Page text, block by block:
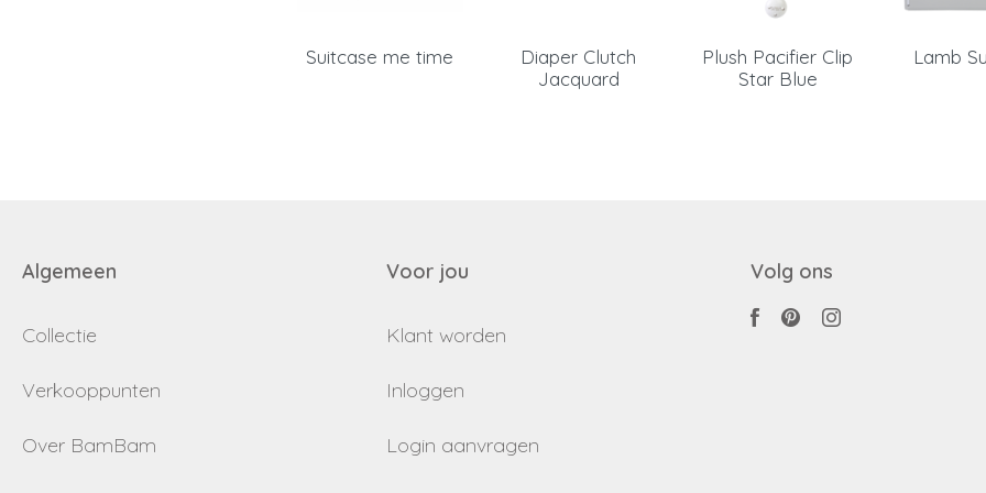
Suitcase me time
Diaper Clutch
Jacquard
Plush Pacifier Clip
Star Blue
Lamb
Algemeen
Collectie
Verkooppunten
Over BamBam
Voor jou
Klant worden
Inloggen
Login aanvragen
Volg ons